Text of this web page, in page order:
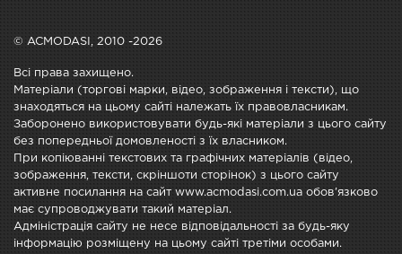
© ACMODASI, 2010 -2026
Всі права захищено.
Матеріали (торгові марки, відео, зображення і тексти), що
знаходяться на цьому сайті належать їх правовласникам.
Заборонено використовувати будь-які матеріали з цього сайту
без попередньої домовленості з їх власником.
При копіюванні текстових та графічних матеріалів (відео,
зображення, тексти, скріншоти сторінок) з цього сайту
активне посилання на сайт www.acmodasi.com.ua обов'язково
має супроводжувати такий матеріал.
Адміністрація сайту не несе відповідальності за будь-яку
інформацію розміщену на цьому сайті третіми особами.